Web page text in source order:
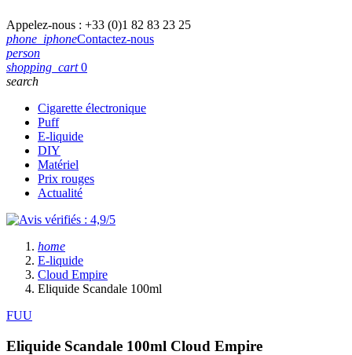
Appelez-nous : +33 (0)1 82 83 23 25
phone_iphoneContactez-nous
person
shopping_cart 0
search
Cigarette électronique
Puff
E-liquide
DIY
Matériel
Prix rouges
Actualité
home
E-liquide
Cloud Empire
Eliquide Scandale 100ml
FUU
Eliquide Scandale 100ml Cloud Empire